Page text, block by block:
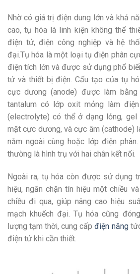
Nhờ có giá trị điện dung lớn và khả
cao, tụ hóa là linh kiện không thể
điện tử, điện công nghiệp và hệ
đại.Tụ hóa là một loại tụ điện phân
điện tích lớn và được sử dụng phổ
tử và thiết bị điện. Cấu tạo của tụ
cực dương (anode) được làm
tantalum có lớp oxit mỏng làm
(electrolyte) có thể ở dạng lỏng,
mặt cực dương, và cực âm (cathode)
nằm ngoài cùng hoặc lớp điện
thường là hình trụ với hai chân kết nối.
Ngoài ra, tụ hóa còn được sử dụng
hiệu, ngăn chặn tín hiệu một chiều
chiều đi qua, giúp nâng cao hiệu
mạch khuếch đại. Tụ hóa cũng
lượng tạm thời, cung cấpđiện năng
điện tử khi cần thiết.